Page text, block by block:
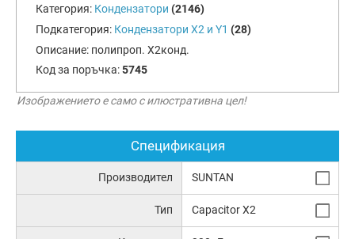
Категория: Кондензатори (2146)
Подкатегория: Кондензатори X2 и Y1 (28)
Описание: полипроп. X2конд.
Код за поръчка:5745
Изображението е само с илюстративна цел!
Спецификация
Производител SUNTAN
Тип Capacitor X2